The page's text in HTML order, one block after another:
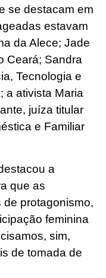
se destacam em
estavam
da Alece; Jade
Ceará; Sandra
Tecnologia e
a ativista Maria
juíza titular
e Familiar
a
que as
protagonismo,
feminina
sim,
de tomada de